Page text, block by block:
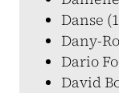
Danse
Dany-
Dario
David